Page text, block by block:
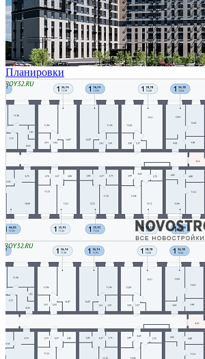
Планировки